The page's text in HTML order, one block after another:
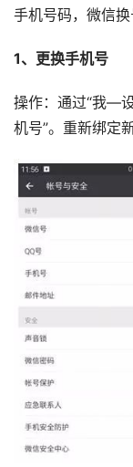
手机号码，微信换
1、更换手机号
操作：通过“我—
机号”。重新绑定